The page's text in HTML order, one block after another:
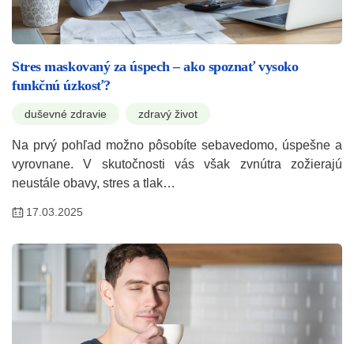
Stres maskovaný za úspech – ako spoznať vysoko
funkčnú úzkosť?
duševné zdravie zdravý život
Na prvý pohľad možno pôsobíte sebavedomo, úspešne a
vyrovnane. V skutočnosti vás však zvnútra zožierajú
neustále obavy, stres a tlak…
17.03.2025